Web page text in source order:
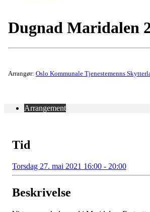
Dugnad Maridalen
Arrangør: Oslo Kommunale Tjenestemenns
Arrangement
Tid
Torsdag 27. mai 2021 16:00 - 20:00
Beskrivelse